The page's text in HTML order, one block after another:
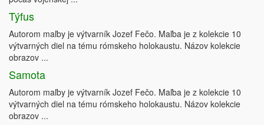
Týfus
Autorom maľby je výtvarník Jozef Fečo. Maľba je z kolekcie 10
výtvarných diel na tému rómskeho holokaustu. Názov kolekcie
obrazov ...
Samota
Autorom maľby je výtvarník Jozef Fečo. Maľba je z kolekcie 10
výtvarných diel na tému rómskeho holokaustu. Názov kolekcie
obrazov ...